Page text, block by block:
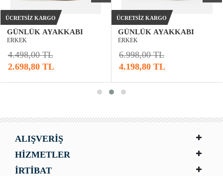
GÜNLÜK AYAKKABI
ERKEK
4.498,00 TL
2.698,80 TL
ÜCRETSIZ KARGO
GÜNLÜK AYAKKABI
ERKEK
6.998,00 TL
4.198,80 TL
ÜCRETSIZ KARGO
ALIŞVERİŞ
HİZMETLER
İRTİBAT